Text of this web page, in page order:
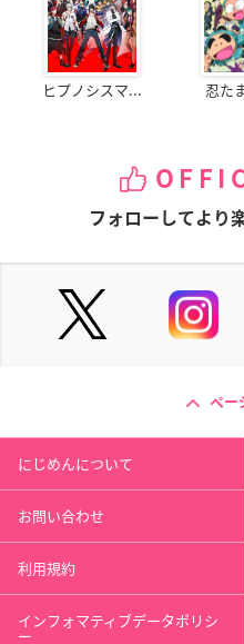
ヒプノシスマ... 忍た
フォローしてより
ペー
にじめんについて
お問い合わせ
利用規約
インフォマティブデータポリシ
ー